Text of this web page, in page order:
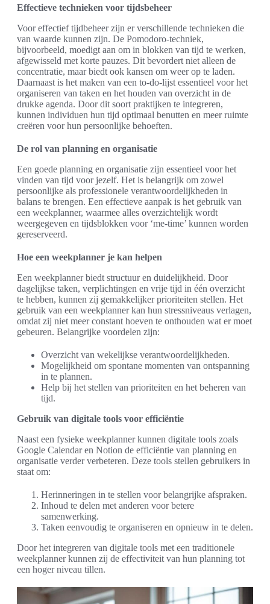
Effectieve technieken voor tijdsbeheer
Voor effectief tijdbeheer zijn er verschillende technieken die
van waarde kunnen zijn. De Pomodoro-techniek,
bijvoorbeeld, moedigt aan om in blokken van tijd te werken,
afgewisseld met korte pauzes. Dit bevordert niet alleen de
concentratie, maar biedt ook kansen om weer op te laden.
Daarnaast is het maken van een to-do-lijst essentieel voor het
organiseren van taken en het houden van overzicht in de
drukke agenda. Door dit soort praktijken te integreren,
kunnen individuen hun tijd optimaal benutten en meer ruimte
creëren voor hun persoonlijke behoeften.
De rol van planning en organisatie
Een goede planning en organisatie zijn essentieel voor het
vinden van tijd voor jezelf. Het is belangrijk om zowel
persoonlijke als professionele verantwoordelijkheden in
balans te brengen. Een effectieve aanpak is het gebruik van
een weekplanner, waarmee alles overzichtelijk wordt
weergegeven en tijdsblokken voor ‘me-time’ kunnen worden
gereserveerd.
Hoe een weekplanner je kan helpen
Een weekplanner biedt structuur en duidelijkheid. Door
dagelijkse taken, verplichtingen en vrije tijd in één overzicht
te hebben, kunnen zij gemakkelijker prioriteiten stellen. Het
gebruik van een weekplanner kan hun stressniveaus verlagen,
omdat zij niet meer constant hoeven te onthouden wat er moet
gebeuren. Belangrijke voordelen zijn:
Overzicht van wekelijkse verantwoordelijkheden.
Mogelijkheid om spontane momenten van ontspanning
in te plannen.
Help bij het stellen van prioriteiten en het beheren van
tijd.
Gebruik van digitale tools voor efficiëntie
Naast een fysieke weekplanner kunnen digitale tools zoals
Google Calendar en Notion de efficiëntie van planning en
organisatie verder verbeteren. Deze tools stellen gebruikers in
staat om:
Herinneringen in te stellen voor belangrijke afspraken.
Inhoud te delen met anderen voor betere
samenwerking.
Taken eenvoudig te organiseren en opnieuw in te delen.
Door het integreren van digitale tools met een traditionele
weekplanner kunnen zij de effectiviteit van hun planning tot
een hoger niveau tillen.